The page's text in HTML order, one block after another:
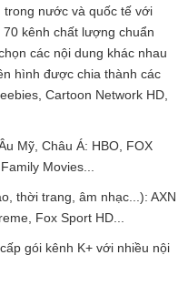
nước và quốc tế với
kênh chất lượng chuẩn
các nội dung khác nhau
hình được chia thành các
Cartoon Network HD,
Mỹ, Châu Á: HBO, FOX
Movies...
thời trang, âm nhạc...): AXN
Fox Sport HD...
gói kênh K+ với nhiều nội